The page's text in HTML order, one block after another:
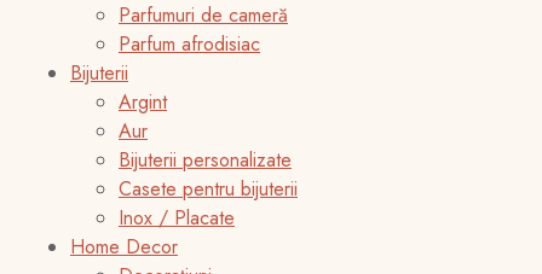
Parfumuri de cameră
Parfum afrodisiac
Bijuterii
Argint
Aur
Bijuterii personalizate
Casete pentru bijuterii
Inox / Placate
Home Decor